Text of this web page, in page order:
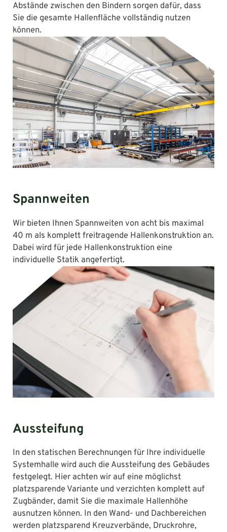
Abstände zwischen den Bindern sorgen dafür, dass
Sie die gesamte Hallenfläche vollständig nutzen
können.
Spannweiten
Wir bieten Ihnen Spannweiten von acht bis maximal
40 m als komplett freitragende Hallenkonstruktion an.
Dabei wird für jede Hallenkonstruktion eine
individuelle Statik angefertigt.
Aussteifung
In den statischen Berechnungen für Ihre individuelle
Systemhalle wird auch die Aussteifung des Gebäudes
festgelegt. Hier achten wir auf eine möglichst
platzsparende Variante und verzichten komplett auf
Zugbänder, damit Sie die maximale Hallenhöhe
ausnutzen können. In den Wand- und Dachbereichen
werden platzsparend Kreuzverbände, Druckrohre,